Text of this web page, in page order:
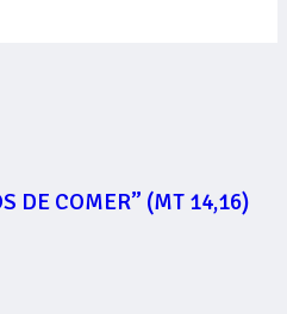
DE COMER” (MT 14,16)